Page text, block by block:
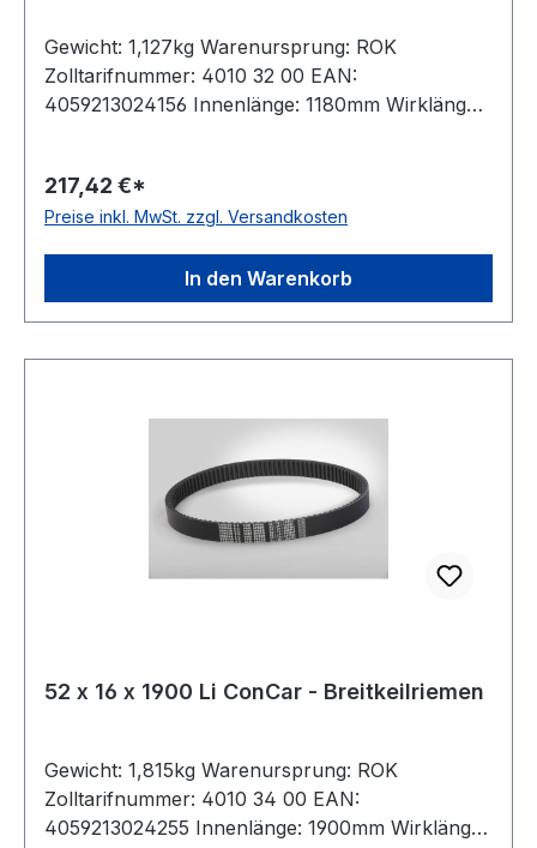
Gewicht: 1,127kg Warenursprung: ROK
Zolltarifnummer: 4010 32 00 EAN:
4059213024156 Innenlänge: 1180mm Wirklänge:
antistatisch: ja Norm: DIN 7719 / ISO 1604 Breite:
52mm Höhe: 16mm Winkel: 27° Material:
217,42 €*
Preise inkl. MwSt. zzgl. Versandkosten
In den Warenkorb
52 x 16 x 1900 Li ConCar - Breitkeilriemen
Gewicht: 1,815kg Warenursprung: ROK
Zolltarifnummer: 4010 34 00 EAN:
4059213024255 Innenlänge: 1900mm Wirklänge: